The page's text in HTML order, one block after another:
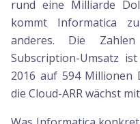
rund eine Milliarde
kommt Informatica
anderes. Die
Subscription-Umsatz
2016 auf 594 Millionen
die Cloud-ARR wächst